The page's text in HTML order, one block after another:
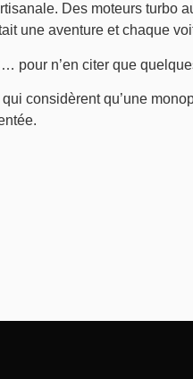
Des moteurs turbo
une aventure et chaque
pour n’en citer que
considèrent qu’une